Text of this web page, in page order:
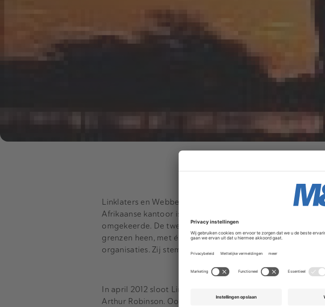
Advertentie
Linklaters en Webber Wentzel vormen vanaf 1 februari
Afrikaanse kantoor is Linklaters’ exclusieve partner in
omgekeerde. De twee partners bieden hun klanten een
grenzen heen, met één aanspreekpunt en teams die zijn
organisaties. Zij stemmen werkwijze en procedures af en
In april 2012 sloot Linklaters een vergelijkbare
Arthur Robinson. Ook hier is sprake van een relatie gericht